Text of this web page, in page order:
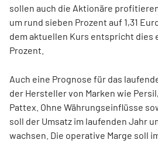
sollen auch die Aktionäre
um rund sieben Prozent auf 1,31
dem aktuellen Kurs entspricht dies
Prozent.
Auch eine Prognose für das
der Hersteller von Marken wie
Pattex. Ohne Währungseinflüsse
soll der Umsatz im laufenden Jahr
wachsen. Die operative Marge soll